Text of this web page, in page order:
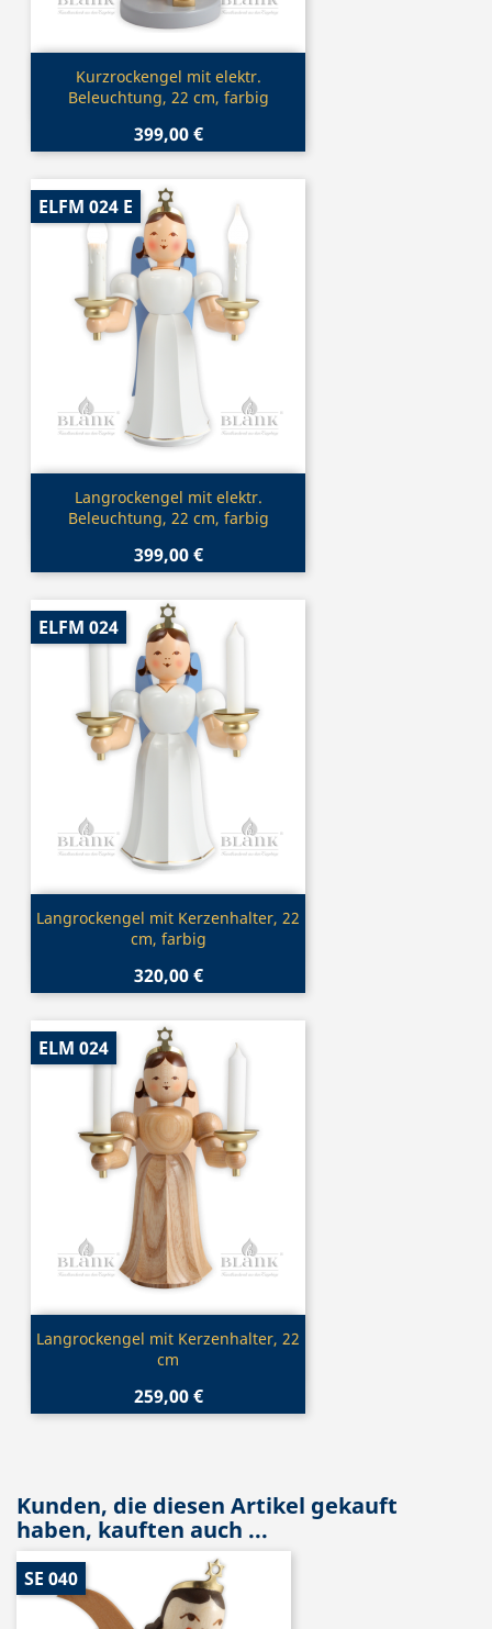
Vorschau
Kurzrockengel mit elektr.
Beleuchtung, 22 cm, farbig
399,00 €
Vorschau
Langrockengel mit elektr.
Beleuchtung, 22 cm, farbig
399,00 €
ELFM 024 E
Vorschau
Langrockengel mit Kerzenhalter, 22
cm, farbig
320,00 €
ELFM 024
Vorschau
Langrockengel mit Kerzenhalter, 22
cm
259,00 €
ELM 024
Kunden, die diesen Artikel gekauft
haben, kauften auch ...
SE 040